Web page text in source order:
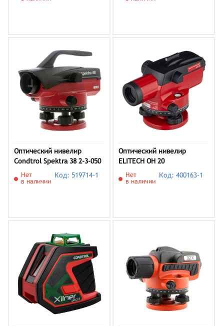
Оптический нивелир
Condtrol Spektra 38 2-3-050
Нет
в наличии
Код: 519714-1
Оптический нивелир
ELITECH ОН 20
Нет
в наличии
Код: 400163-1